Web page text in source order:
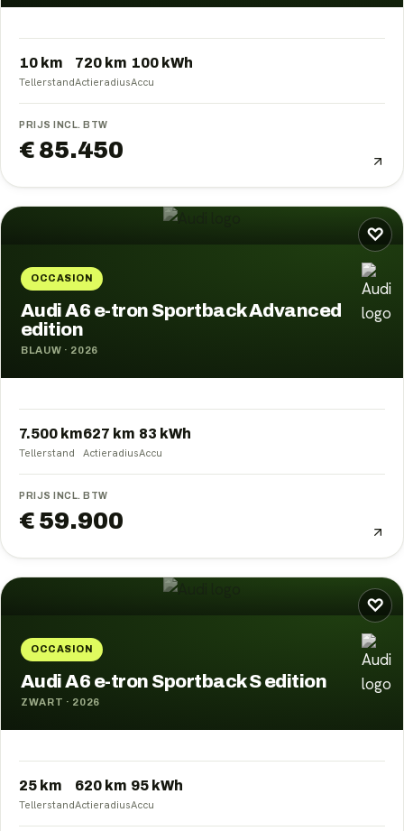
10 km
Tellerstand
720 km
Actieradius
100 kWh
Accu
PRIJS INCL. BTW
€ 85.450
♡
OCCASION
Audi A6 e-tron Sportback Advanced
edition
BLAUW · 2026
7.500 km
Tellerstand
627 km
Actieradius
83 kWh
Accu
PRIJS INCL. BTW
€ 59.900
♡
OCCASION
Audi A6 e-tron Sportback S edition
ZWART · 2026
25 km
Tellerstand
620 km
Actieradius
95 kWh
Accu